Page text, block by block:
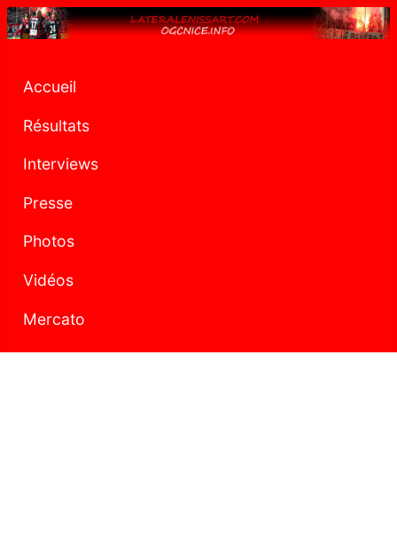
Accueil
Résultats
Interviews
Presse
Photos
Vidéos
Mercato